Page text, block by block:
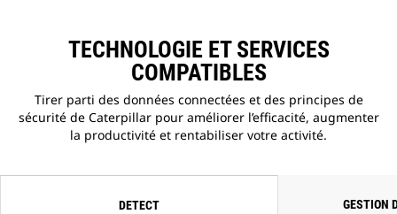
TECHNOLOGIE ET SERVICES
COMPATIBLES
Tirer parti des données connectées et des principes de
sécurité de Caterpillar pour améliorer l’efficacité, augmenter
la productivité et rentabiliser votre activité.
DETECT GESTION